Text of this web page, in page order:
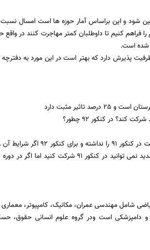
شود و این براساس آمار حوزه ها است امسال
کنیم تا داوطلبان کمتر مهاجرت کنند در واقع
شده است.
پذیرش دارد که بهتر است در این مورد به دفترچه
مثبت دارد
اگر در کنکور 90 قبول شده باشید حتی با انصراف قطعی از تحصیل حق شرکت در کنکور
باشید می توانید شرکت کنید البته به دلیل اینکه شما در دوره روزانه قبول شدید نمی توانید در کنکور 91
شامل مهندسی عمران، مکانیک، کامپیوتر،
دامپزشکی است ودر گروه علوم انسانی حقوق،